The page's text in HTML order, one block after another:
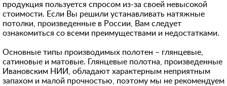
продукция пользуется спросом из-за своей невысокой
стоимости. Если Вы решили устанавливать натяжные
потолки, произведенные в России, Вам следует
ознакомиться со всеми преимуществами и недостатками.
Основные типы производимых полотен – глянцевые,
сатиновые и матовые. Глянцевые полотна, произведенные
Ивановским НИИ, обладают характерным неприятным
запахом и малой прочностью, поэтому мы не рекомендуем